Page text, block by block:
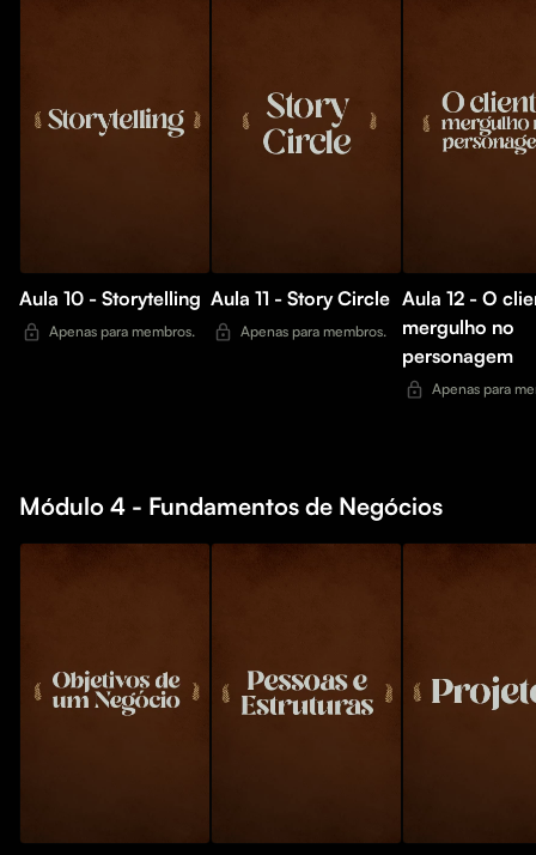
Aula 10 - Storytelling
Apenas para membros.
Aula 11 - Story Circle
Apenas para membros.
Aula 12 - O
mergulho no
personagem
Apenas para
Módulo 4 - Fundamentos de Negócios